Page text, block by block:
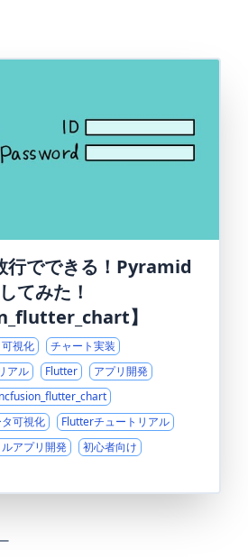
行でできる！Pyramid
てみた！
】
視化
チャート実装
アル
Flutter
アプリ開発
可視化
Flutterチュートリアル
アプリ開発 初心者向け